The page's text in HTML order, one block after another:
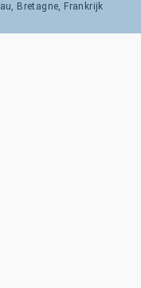
Bretagne, Frankrijk